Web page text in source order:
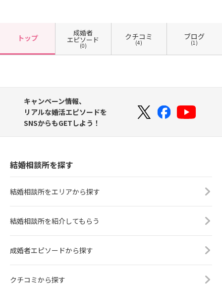
トップ
成婚者
エピソード
(0)
クチコミ
(4)
ブログ
(1)
キャンペーン情報、
リアルな婚活エピソードを
SNSからもGETしよう！
結婚相談所を探す
結婚相談所をエリアから探す
結婚相談所を紹介してもらう
成婚者エピソードから探す
クチコミから探す